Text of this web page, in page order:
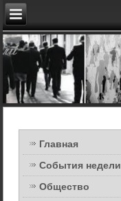
Главная
События недели
Общество